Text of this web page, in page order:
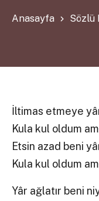
Anasayfa Sözlü
İltimas etmeye
Kula kul oldum
Etsin azad beni
Kula kul oldum
Yâr ağlatır beni